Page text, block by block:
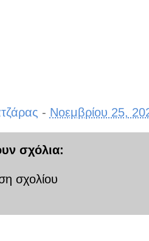
- Νοεμβρίου 25,
σχόλια:
σχολίου